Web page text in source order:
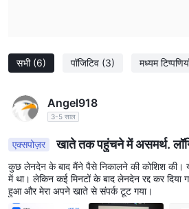
सभी (6) पॉजिटिव (3) मध्यम
Angel918
3-5 साल
एक्सपोज़र खाते तक पहुंचने में असमर्थ.
कुछ लेनदेन के बाद मैंने पैसे निकालने की कोशिश की।
में था। लेकिन कई मिनटों के बाद लेनदेन रद्द कर दिया
हुआ और मेरा अपने खाते से संपर्क टूट गया।